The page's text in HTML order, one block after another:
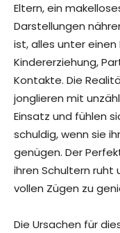
Eltern, ein
Darstellungen
ist, alles unter einen
Kindererziehung,
Kontakte. Die
jonglieren mit
Einsatz und fühlen
schuldig, wenn sie
genügen. Der
ihren Schultern ruht
vollen Zügen zu
Die Ursachen für